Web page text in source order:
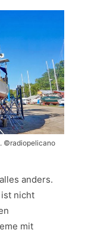
©radiopelicano
anders.
ist nicht
mit